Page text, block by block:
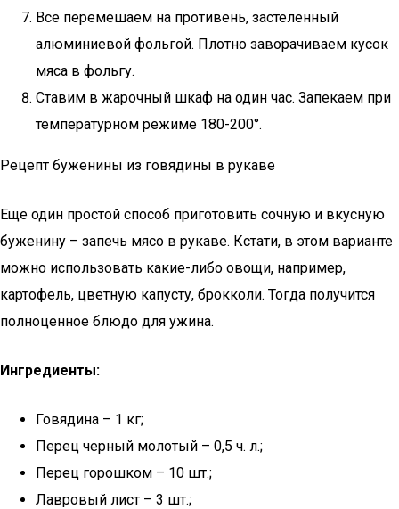
Все перемешаем на противень, застеленный
алюминиевой фольгой. Плотно заворачиваем кусок
мяса в фольгу.
Ставим в жарочный шкаф на один час. Запекаем при
температурном режиме 180-200°.
Рецепт буженины из говядины в рукаве
Еще один простой способ приготовить сочную и вкусную
буженину – запечь мясо в рукаве. Кстати, в этом варианте
можно использовать какие-либо овощи, например,
картофель, цветную капусту, брокколи. Тогда получится
полноценное блюдо для ужина.
Ингредиенты:
Говядина – 1 кг;
Перец черный молотый – 0,5 ч. л.;
Перец горошком – 10 шт.;
Лавровый лист – 3 шт.;